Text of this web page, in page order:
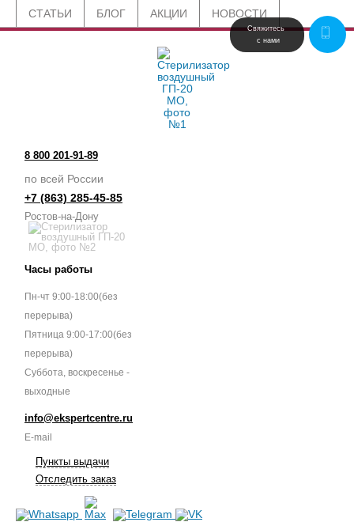
СТАТЬИ БЛОГ АКЦИИ НОВОСТИ
8 800 201-91-89
по всей России
+7 (863) 285-45-85
Ростов-на-Дону
Часы работы
Пн-чт 9:00-18:00(без
перерыва)
Пятница 9:00-17:00(без
перерыва)
Суббота, воскресенье -
выходные
info@ekspertcentre.ru
E-mail
Пункты выдачи
Отследить заказ
Свяжитесь
с нами